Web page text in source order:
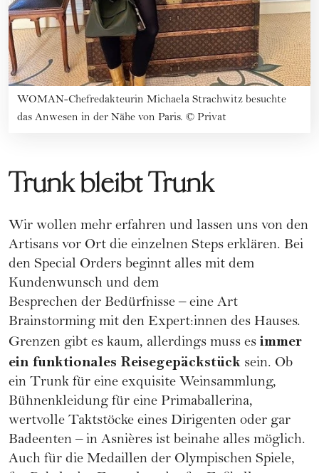
WOMAN-Chefredakteurin Michaela Strachwitz besuchte
das Anwesen in der Nähe von Paris. © Privat
Trunk bleibt Trunk
Wir wollen mehr erfahren und lassen uns von den
Artisans vor Ort die einzelnen Steps erklären. Bei
den Special Orders beginnt alles mit dem
Kundenwunsch und dem
Besprechen der Bedürfnisse – eine Art
Brainstorming mit den Expert:innen des Hauses.
Grenzen gibt es kaum, allerdings muss es immer
ein funktionales Reisegepäckstück sein. Ob
ein Trunk für eine exquisite Weinsammlung,
Bühnenkleidung für eine Primaballerina,
wertvolle Taktstöcke eines Dirigenten oder gar
Badeenten – in Asnières ist beinahe alles möglich.
Auch für die Medaillen der Olympischen Spiele,